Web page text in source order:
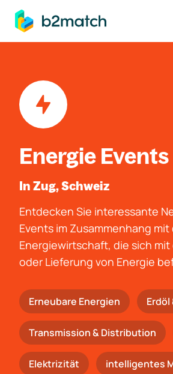
springen
Energie Events
In Zug, Schweiz
Entdecken Sie interessante
Events im Zusammenhang mit
Energiewirtschaft, die sich mit
oder Lieferung von Energie
Erneubare Energien Erdöl
Trans­mis­si­on & Distribution
Elektrizität intelligentes